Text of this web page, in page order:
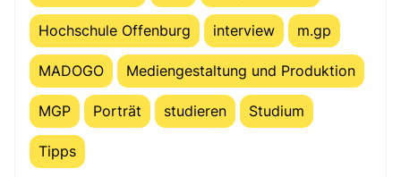
Hochschule Offenburg interview m.gp
MADOGO Mediengestaltung und Produktion
MGP Porträt studieren Studium
Tipps